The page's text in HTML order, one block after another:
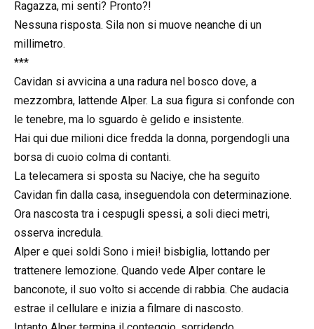
Ragazza, mi senti? Pronto?!
Nessuna risposta. Sila non si muove neanche di un
millimetro.
***
Cavidan si avvicina a una radura nel bosco dove, a
mezzombra, lattende Alper. La sua figura si confonde con
le tenebre, ma lo sguardo è gelido e insistente.
Hai qui due milioni dice fredda la donna, porgendogli una
borsa di cuoio colma di contanti.
La telecamera si sposta su Naciye, che ha seguito
Cavidan fin dalla casa, inseguendola con determinazione.
Ora nascosta tra i cespugli spessi, a soli dieci metri,
osserva incredula.
Alper e quei soldi Sono i miei! bisbiglia, lottando per
trattenere lemozione. Quando vede Alper contare le
banconote, il suo volto si accende di rabbia. Che audacia
estrae il cellulare e inizia a filmare di nascosto.